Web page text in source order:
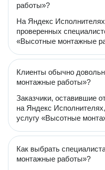
работы»?
На Яндекс
проверенных
«Высотные монтажные
Клиенты обычно
монтажные работы»?
Заказчики, оставившие
на Яндекс
услугу «Высотные
Как выбрать
монтажные работы»?